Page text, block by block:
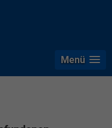
Menü